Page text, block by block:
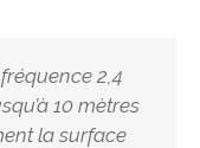
2,4
10 mètres
la surface